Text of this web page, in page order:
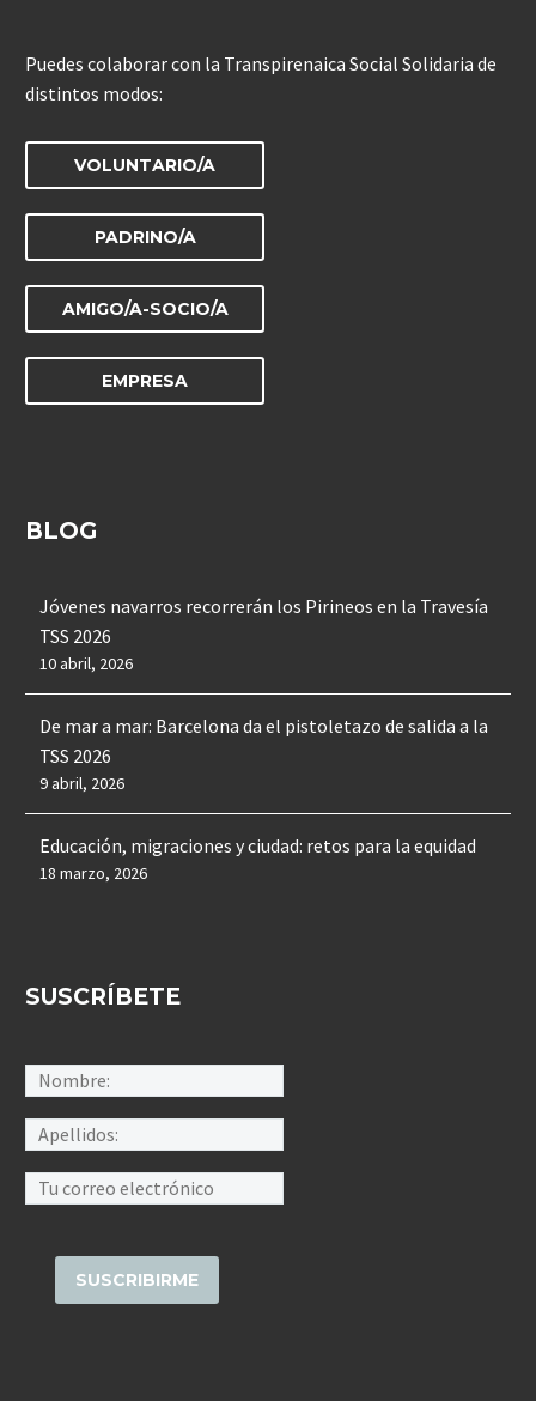
Puedes colaborar con la Transpirenaica Social Solidaria de
distintos modos:
VOLUNTARIO/A
PADRINO/A
AMIGO/A-SOCIO/A
EMPRESA
BLOG
Jóvenes navarros recorrerán los Pirineos en la Travesía
TSS 2026
10 abril, 2026
De mar a mar: Barcelona da el pistoletazo de salida a la
TSS 2026
9 abril, 2026
Educación, migraciones y ciudad: retos para la equidad
18 marzo, 2026
SUSCRÍBETE